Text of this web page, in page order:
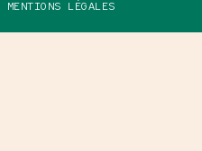
MENTIONS LÉGALES